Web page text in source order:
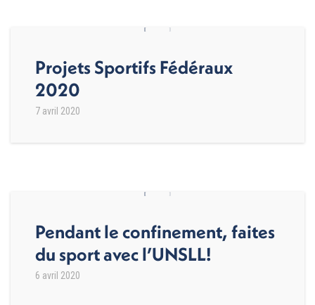
Projets Sportifs Fédéraux
2020
7 avril 2020
Pendant le confinement, faites
du sport avec l’UNSLL!
6 avril 2020